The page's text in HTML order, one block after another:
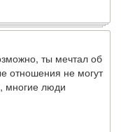
ты мечтал об
отношения не могут
многие люди